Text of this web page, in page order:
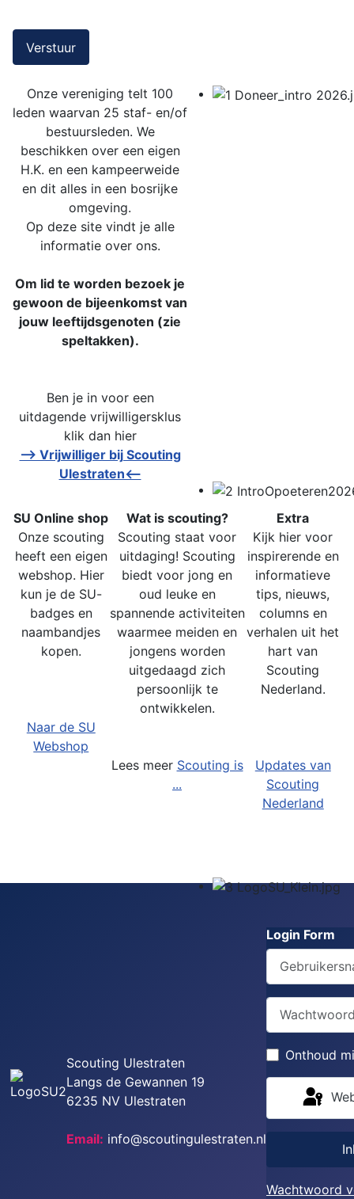
Verstuur
Onze vereniging telt 100
leden waarvan 25 staf- en/of
bestuursleden. We
beschikken over een eigen
H.K. en een kampeerweide
en dit alles in een bosrijke
omgeving.
Op deze site vindt je alle
informatie over ons.
Om lid te worden bezoek je
gewoon de bijeenkomst van
jouw leeftijdsgenoten (zie
speltakken).
Ben je in voor een
uitdagende vrijwilligersklus
klik dan hier
--> Vrijwilliger bij Scouting
Ulestraten<--
SU Online shop
Onze scouting
heeft een eigen
webshop. Hier
kun je de SU-
badges en
naambandjes
kopen.
Naar de SU
Webshop
Wat is scouting?
Scouting staat voor
uitdaging! Scouting
biedt voor jong en
oud leuke en
spannende activiteiten
waarmee meiden en
jongens worden
uitgedaagd zich
persoonlijk te
ontwikkelen.
Lees meer Scouting is
...
Extra
Kijk hier voor
inspirerende en
informatieve
tips, nieuws,
columns en
verhalen uit het
hart van
Scouting
Nederland.
Updates van
Scouting
Nederland
Scouting Ulestraten
Langs de Gewannen 19
6235 NV Ulestraten
Email: info@scoutingulestraten.nl
Login Form
Wachtwoord
Onthoud
Wachtwoord